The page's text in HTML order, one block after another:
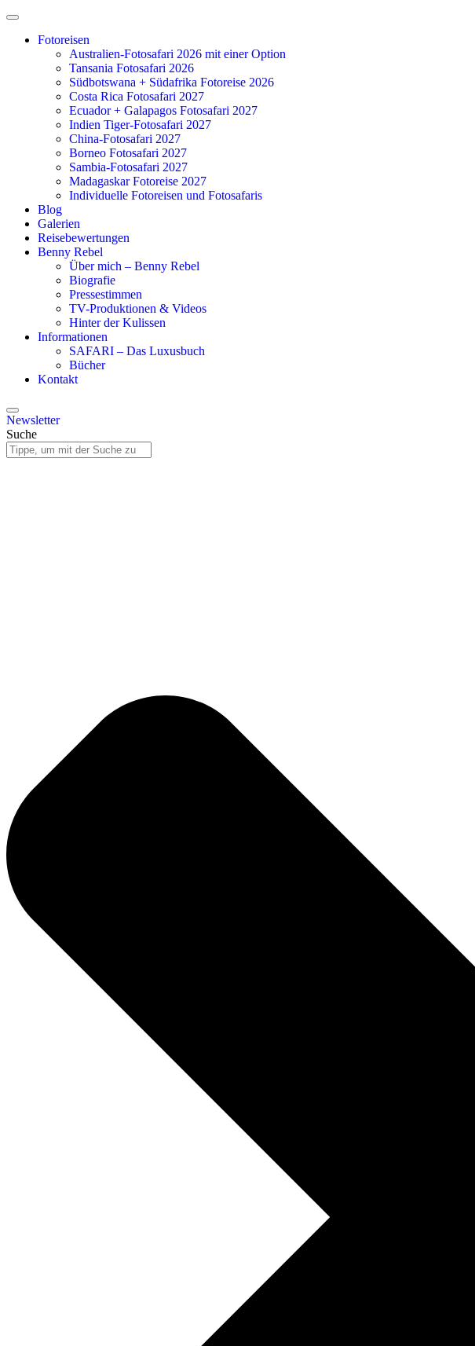
Zum
springenFotoreisen
Australien-Fotosafari 2026 mit einer Option
Tansania Fotosafari 2026
Südbotswana + Südafrika Fotoreise 2026
Costa Rica Fotosafari 2027
Ecuador + Galapagos Fotosafari 2027
Indien Tiger-Fotosafari 2027
China-Fotosafari 2027
Borneo Fotosafari 2027
Sambia-Fotosafari 2027
Madagaskar Fotoreise 2027
Individuelle Fotoreisen und Fotosafaris
Blog
Galerien
Reisebewertungen
Benny Rebel
Über mich – Benny Rebel
Biografie
Pressestimmen
TV-Produktionen & Videos
Hinter der Kulissen
Informationen
SAFARI – Das Luxusbuch
Bücher
Kontakt
Newsletter
Suche